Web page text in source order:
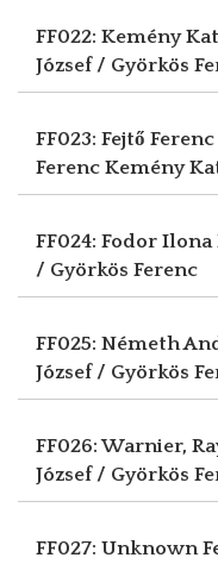
FF022: Kemény
József / Györkös
FF023: Fejtő
Ferenc Kemény
FF024: Fodor Ilona
/ Györkös Ferenc
FF025: Németh
József / Györkös
FF026: Warnier,
József / Györkös
FF027: Unknown